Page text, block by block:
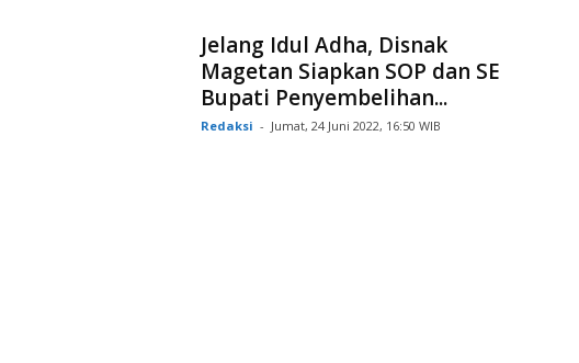
Jelang Idul Adha, Disnak
Magetan Siapkan SOP dan SE
Bupati Penyembelihan...
Redaksi - Jumat, 24 Juni 2022, 16:50 WIB